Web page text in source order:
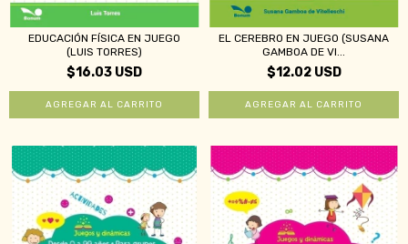
EDUCACIÓN FÍSICA EN JUEGO
(LUIS TORRES)
$16.03 USD
EL CEREBRO EN JUEGO (SUSANA
GAMBOA DE VI...
$12.02 USD